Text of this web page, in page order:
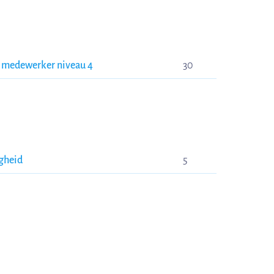
niveau 4 30
5